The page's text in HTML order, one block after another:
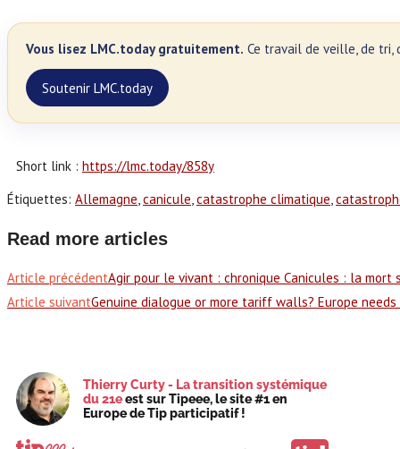
Vous lisez LMC.today gratuitement. Ce travail de veille, de tri,
Soutenir LMC.today
Short link : https://lmc.today/858y
Étiquettes: Allemagne, canicule, catastrophe climatique,
Read more articles
Article précédentAgir pour le vivant : chronique Canicules : la mort
Article suivantGenuine dialogue or more tariff walls? Europe
Thierry Curty - La transition systémique
du 21eest sur Tipeee, le site #1 en
Europe de Tip participatif !